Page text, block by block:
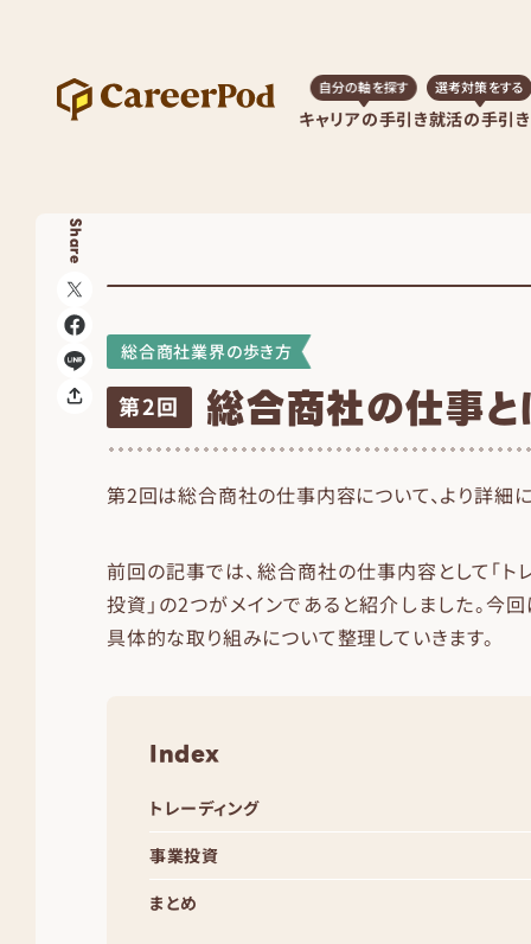
キャリアの手引き
自分の軸を探す
就活の手引き
選考対策をする
Share
総合商社業界の歩き方
第2回 総合商社の仕事と
第2回は総合商社の仕事内容について、より詳細
前回の記事では、総合商社の仕事内容として「ト
投資」の2つがメインであると紹介しました。今
具体的な取り組みについて整理していきます。
Index
トレーディング
事業投資
まとめ